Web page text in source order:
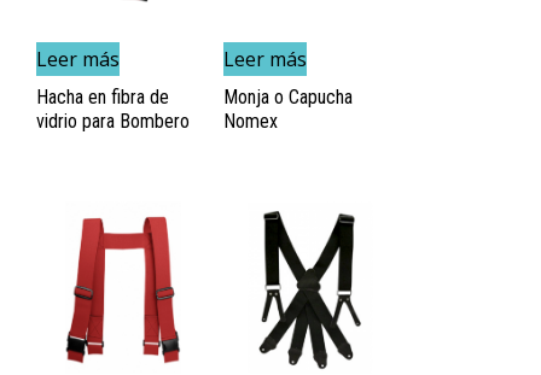
Leer más
Hacha en fibra de
vidrio para Bombero
Leer más
Monja o Capucha
Nomex